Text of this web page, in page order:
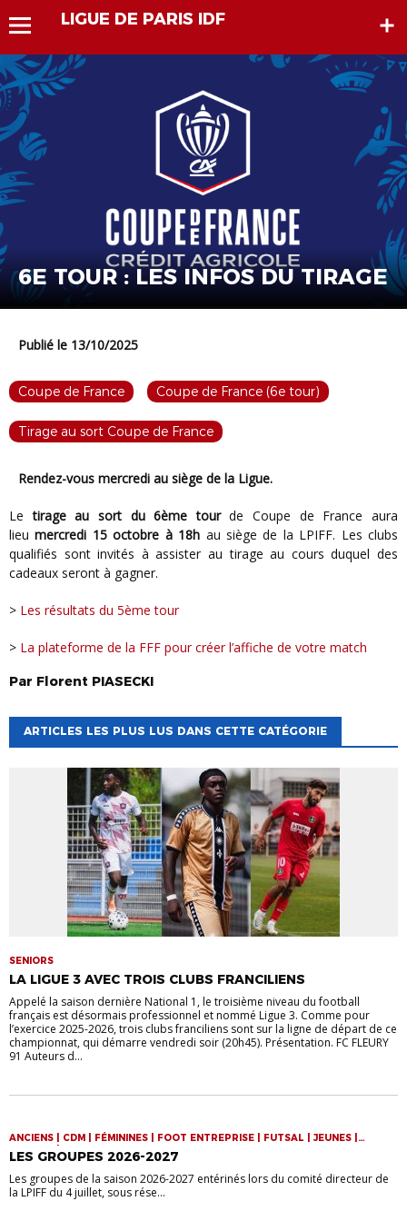
LIGUE DE PARIS IDF
6E TOUR : LES INFOS DU TIRAGE
Publié le 13/10/2025
Coupe de France Coupe de France (6e tour)
Tirage au sort Coupe de France
Rendez-vous mercredi au siège de la Ligue.
Letirage au sort du 6ème tourde Coupe de France aura
lieumercredi 15 octobre à 18h au siège de la LPIFF. Les clubs
qualifiés sont invités à assister au tirage au cours duquel des
cadeaux seront à gagner.
Les résultats du 5ème tour
La plateforme de la FFF pour créer l’affiche de votre match
Par Florent PIASECKI
ARTICLES LES PLUS LUS DANS CETTE CATÉGORIE
SENIORS
LA LIGUE 3 AVEC TROIS CLUBS FRANCILIENS
Appelé la saison dernière National 1, le troisième niveau du football
français est désormais professionnel et nommé Ligue 3. Comme pour
l’exercice 2025-2026, trois clubs franciliens sont sur la ligne de départ de ce
championnat, qui démarre vendredi soir (20h45). Présentation. FC FLEURY
91 Auteurs d...
ANCIENS | CDM | FÉMININES | FOOT ENTREPRISE | FUTSAL | JEUNES |
SENIORS | VIE DE LA LIGUE
LES GROUPES 2026-2027
Les groupes de la saison 2026-2027 entérinés lors du comité directeur de
la LPIFF du 4 juillet, sous rése...